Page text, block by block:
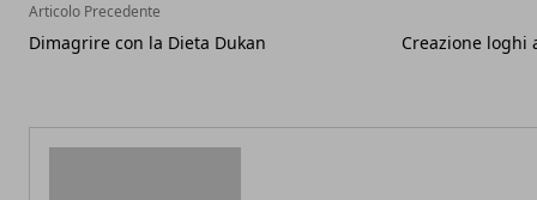
Articolo Precedente
Dimagrire con la Dieta Dukan Creazione loghi